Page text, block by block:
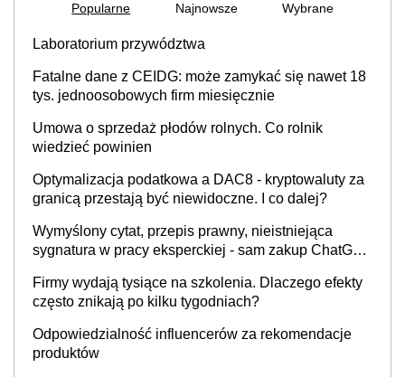
Popularne Najnowsze Wybrane
Laboratorium przywództwa
Fatalne dane z CEIDG: może zamykać się nawet 18
tys. jednoosobowych firm miesięcznie
Umowa o sprzedaż płodów rolnych. Co rolnik
wiedzieć powinien
Optymalizacja podatkowa a DAC8 - kryptowaluty za
granicą przestają być niewidoczne. I co dalej?
Wymyślony cytat, przepis prawny, nieistniejąca
sygnatura w pracy eksperckiej - sam zakup ChatGPT
Firmy wydają tysiące na szkolenia. Dlaczego efekty
często znikają po kilku tygodniach?
Odpowiedzialność influencerów za rekomendacje
produktów